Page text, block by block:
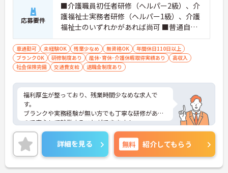
応募要件
■介護職員初任者研修（ヘルパー2級）、介
護福祉士実務者研修（ヘルパー1級）、介護
福祉士のいずれかがあれば尚可 ■普通自動
車運転免許（AT車限定可） ※未経験相談可
車通勤可 未経験OK 残業少なめ 無資格OK
年間休日110日以上
ブランクOK
研修制度あり 産休･育休･介護休暇取得実績あり
高収入
社会保険完備
交通費支給 退職金制度あり
福利厚生が整っており、残業時間少なめな求人で
す。
ブランクや実務経験が無い方でも丁寧な研修がある
ので安心して就業することができます！
またUターン・Iターンの希望者も歓迎しておりま
す。
ご興味ある方には、面接対策ポイントなど、さらに
詳細をお話しいたしますのでお気軽にご相談くださ
い！
詳細を見る 無料 紹介してもらう